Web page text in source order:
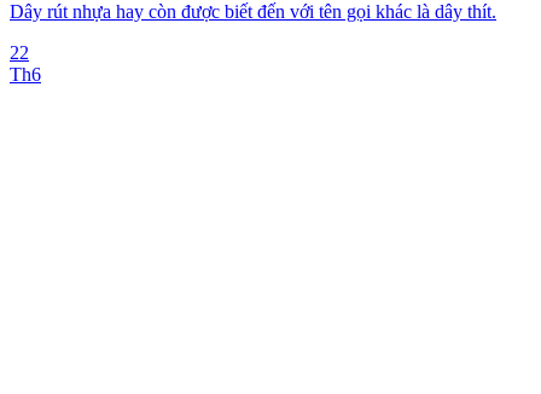
Dây rút nhựa hay còn được biết đến với tên gọi khác là dây thít.
22
Th6